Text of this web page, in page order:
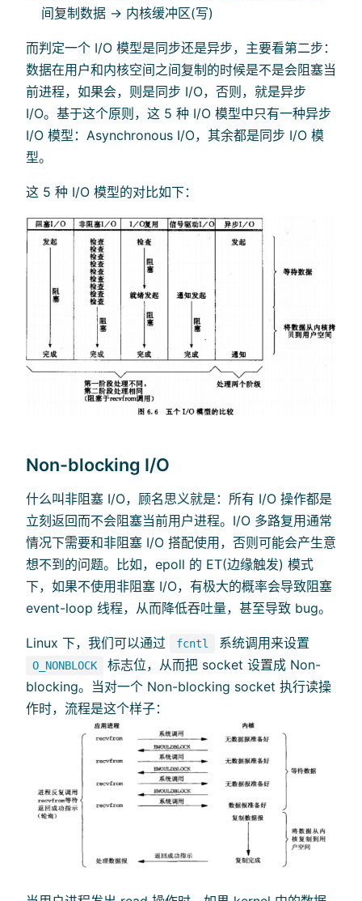
间复制数据 -> 内核缓冲区(写)
而判定一个 I/O 模型是同步还是异步，主要看第二步：
数据在用户和内核空间之间复制的时候是不是会阻塞当
前进程，如果会，则是同步 I/O，否则，就是异步
I/O。基于这个原则，这 5 种 I/O 模型中只有一种异步
I/O 模型：Asynchronous I/O，其余都是同步 I/O 模
型。
这 5 种 I/O 模型的对比如下：
Non-blocking I/O
什么叫非阻塞 I/O，顾名思义就是：所有 I/O 操作都是
立刻返回而不会阻塞当前用户进程。I/O 多路复用通常
情况下需要和非阻塞 I/O 搭配使用，否则可能会产生意
想不到的问题。比如，epoll 的 ET(边缘触发) 模式
下，如果不使用非阻塞 I/O，有极大的概率会导致阻塞
event-loop 线程，从而降低吞吐量，甚至导致 bug。
Linux 下，我们可以通过 fcntl 系统调用来设置
O_NONBLOCK
标志位，从而把 socket 设置成 Non-
blocking。当对一个 Non-blocking socket 执行读操
作时，流程是这个样子：